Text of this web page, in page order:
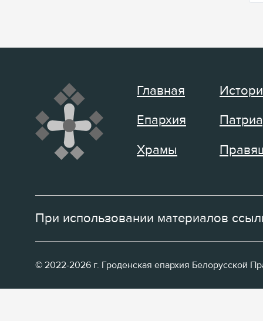
Главная
Епархия
Храмы
При использовании материалов
© 2022-2026 г. Гроденская епархия Белорусской